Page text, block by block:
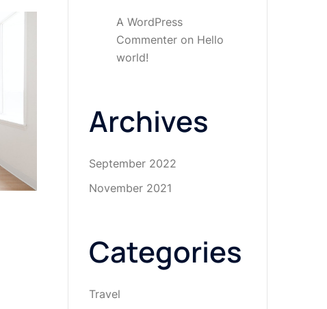
A WordPress
Commenteron Hello
world!
Archives
September 2022
November 2021
Categories
Travel